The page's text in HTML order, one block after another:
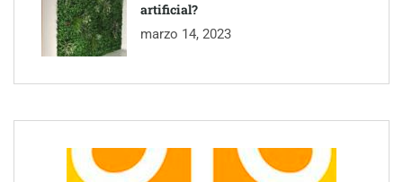
artificial?
marzo 14, 2023